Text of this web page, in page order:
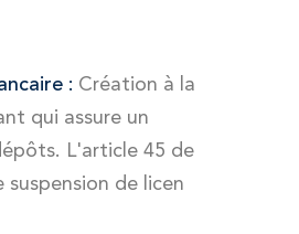
: Création à la
qui assure un
L'article 45 de
de licen